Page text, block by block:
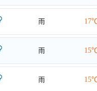
雨
雨
雨